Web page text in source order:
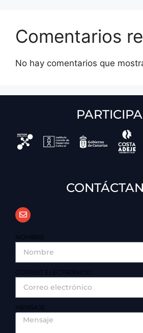
Comentarios
No hay comentarios que
NOMBRE
CORREO ELECTRÓNICO
MENSAJE